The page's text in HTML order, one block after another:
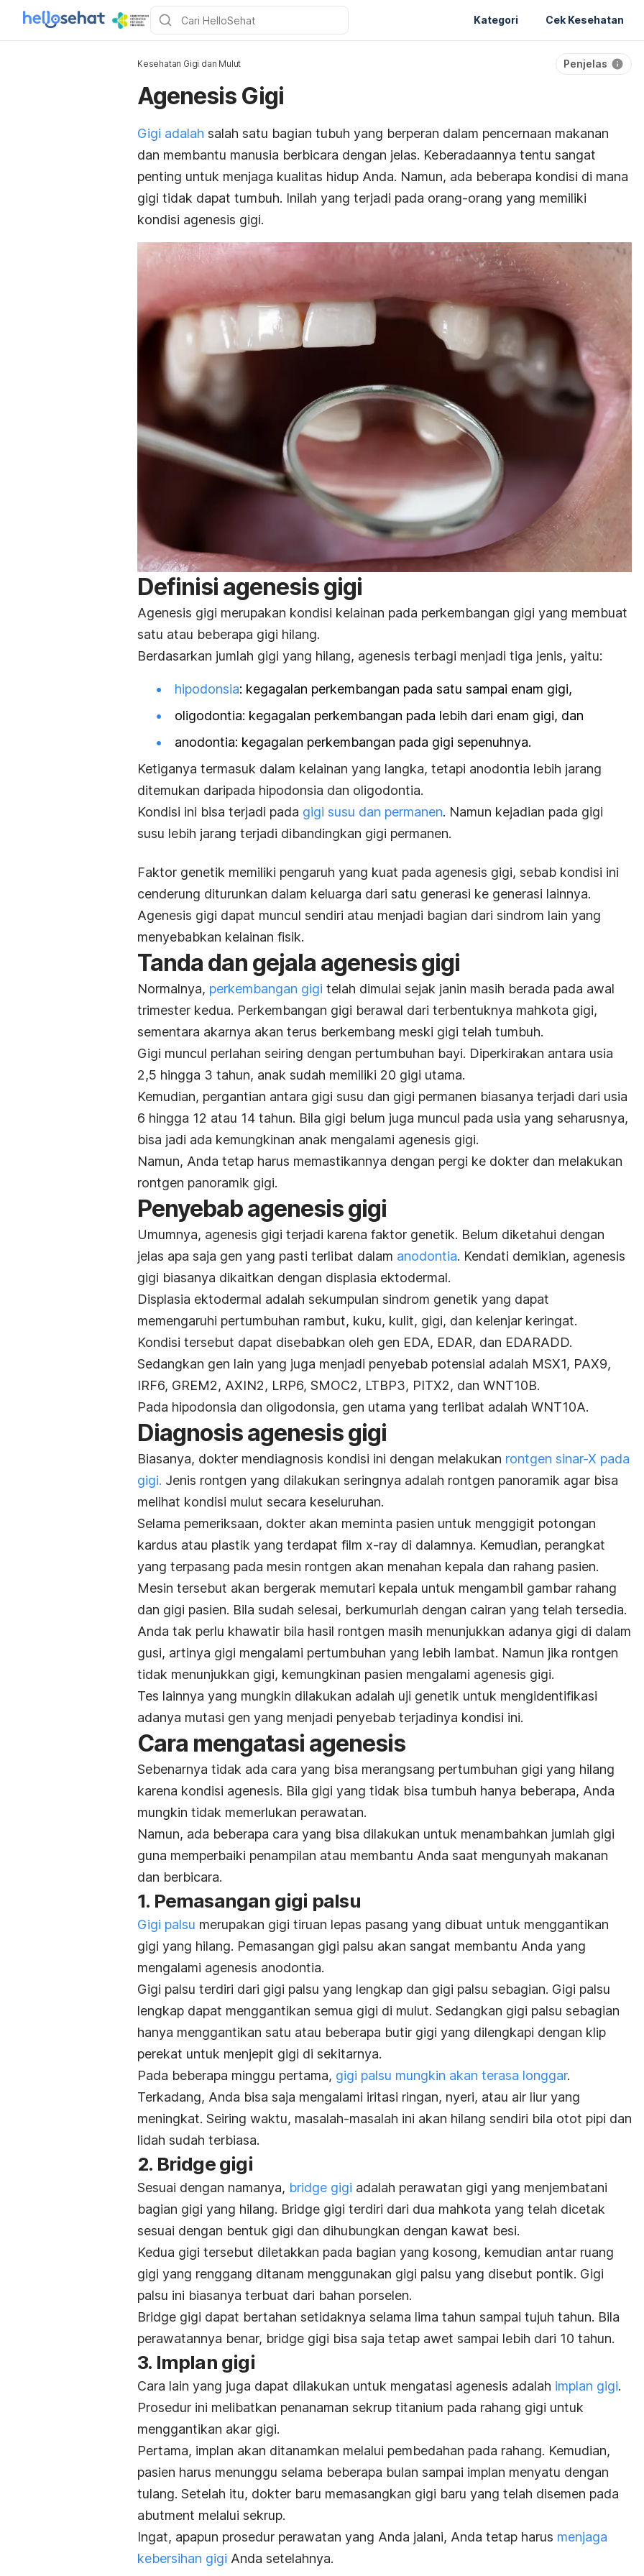
Kategori Cek Kesehatan
Kesehatan Gigi dan Mulut Penjelas
Agenesis Gigi
Gigi adalah salah satu bagian tubuh yang berperan dalam pencernaan makanan
dan membantu manusia berbicara dengan jelas. Keberadaannya tentu sangat
penting untuk menjaga kualitas hidup Anda. Namun, ada beberapa kondisi di mana
gigi tidak dapat tumbuh. Inilah yang terjadi pada orang-orang yang memiliki
kondisi agenesis gigi.
Definisi agenesis gigi
Agenesis gigi merupakan kondisi kelainan pada perkembangan gigi yang membuat
satu atau beberapa gigi hilang.
Berdasarkan jumlah gigi yang hilang, agenesis terbagi menjadi tiga jenis, yaitu:
hipodonsia: kegagalan perkembangan pada satu sampai enam gigi,
oligodontia: kegagalan perkembangan pada lebih dari enam gigi, dan
anodontia: kegagalan perkembangan pada gigi sepenuhnya.
Ketiganya termasuk dalam kelainan yang langka, tetapi anodontia lebih jarang
ditemukan daripada hipodonsia dan oligodontia.
Kondisi ini bisa terjadi pada gigi susu dan permanen. Namun kejadian pada gigi
susu lebih jarang terjadi dibandingkan gigi permanen.
Faktor genetik memiliki pengaruh yang kuat pada agenesis gigi, sebab kondisi ini
cenderung diturunkan dalam keluarga dari satu generasi ke generasi lainnya.
Agenesis gigi dapat muncul sendiri atau menjadi bagian dari sindrom lain yang
menyebabkan kelainan fisik.
Tanda dan gejala agenesis gigi
Normalnya, perkembangan gigi telah dimulai sejak janin masih berada pada awal
trimester kedua. Perkembangan gigi berawal dari terbentuknya mahkota gigi,
sementara akarnya akan terus berkembang meski gigi telah tumbuh.
Gigi muncul perlahan seiring dengan pertumbuhan bayi. Diperkirakan antara usia
2,5 hingga 3 tahun, anak sudah memiliki 20 gigi utama.
Kemudian, pergantian antara gigi susu dan gigi permanen biasanya terjadi dari usia
6 hingga 12 atau 14 tahun. Bila gigi belum juga muncul pada usia yang seharusnya,
bisa jadi ada kemungkinan anak mengalami agenesis gigi.
Namun, Anda tetap harus memastikannya dengan pergi ke dokter dan melakukan
rontgen panoramik gigi.
Penyebab agenesis gigi
Umumnya, agenesis gigi terjadi karena faktor genetik. Belum diketahui dengan
jelas apa saja gen yang pasti terlibat dalam anodontia. Kendati demikian, agenesis
gigi biasanya dikaitkan dengan displasia ektodermal.
Displasia ektodermal adalah sekumpulan sindrom genetik yang dapat
memengaruhi pertumbuhan rambut, kuku, kulit, gigi, dan kelenjar keringat.
Kondisi tersebut dapat disebabkan oleh gen EDA, EDAR, dan EDARADD.
Sedangkan gen lain yang juga menjadi penyebab potensial adalah MSX1, PAX9,
IRF6, GREM2, AXIN2, LRP6, SMOC2, LTBP3, PITX2, dan WNT10B.
Pada hipodonsia dan oligodonsia, gen utama yang terlibat adalah WNT10A.
Diagnosis agenesis gigi
Biasanya, dokter mendiagnosis kondisi ini dengan melakukan rontgen sinar-X pada
gigi. Jenis rontgen yang dilakukan seringnya adalah rontgen panoramik agar bisa
melihat kondisi mulut secara keseluruhan.
Selama pemeriksaan, dokter akan meminta pasien untuk menggigit potongan
kardus atau plastik yang terdapat film x-ray di dalamnya. Kemudian, perangkat
yang terpasang pada mesin rontgen akan menahan kepala dan rahang pasien.
Mesin tersebut akan bergerak memutari kepala untuk mengambil gambar rahang
dan gigi pasien. Bila sudah selesai, berkumurlah dengan cairan yang telah tersedia.
Anda tak perlu khawatir bila hasil rontgen masih menunjukkan adanya gigi di dalam
gusi, artinya gigi mengalami pertumbuhan yang lebih lambat. Namun jika rontgen
tidak menunjukkan gigi, kemungkinan pasien mengalami agenesis gigi.
Tes lainnya yang mungkin dilakukan adalah uji genetik untuk mengidentifikasi
adanya mutasi gen yang menjadi penyebab terjadinya kondisi ini.
Cara mengatasi agenesis
Sebenarnya tidak ada cara yang bisa merangsang pertumbuhan gigi yang hilang
karena kondisi agenesis. Bila gigi yang tidak bisa tumbuh hanya beberapa, Anda
mungkin tidak memerlukan perawatan.
Namun, ada beberapa cara yang bisa dilakukan untuk menambahkan jumlah gigi
guna memperbaiki penampilan atau membantu Anda saat mengunyah makanan
dan berbicara.
1. Pemasangan gigi palsu
Gigi palsu merupakan gigi tiruan lepas pasang yang dibuat untuk menggantikan
gigi yang hilang. Pemasangan gigi palsu akan sangat membantu Anda yang
mengalami agenesis anodontia.
Gigi palsu terdiri dari gigi palsu yang lengkap dan gigi palsu sebagian. Gigi palsu
lengkap dapat menggantikan semua gigi di mulut. Sedangkan gigi palsu sebagian
hanya menggantikan satu atau beberapa butir gigi yang dilengkapi dengan klip
perekat untuk menjepit gigi di sekitarnya.
Pada beberapa minggu pertama, gigi palsu mungkin akan terasa longgar.
Terkadang, Anda bisa saja mengalami iritasi ringan, nyeri, atau air liur yang
meningkat. Seiring waktu, masalah-masalah ini akan hilang sendiri bila otot pipi dan
lidah sudah terbiasa.
2. Bridge gigi
Sesuai dengan namanya, bridge gigi adalah perawatan gigi yang menjembatani
bagian gigi yang hilang. Bridge gigi terdiri dari dua mahkota yang telah dicetak
sesuai dengan bentuk gigi dan dihubungkan dengan kawat besi.
Kedua gigi tersebut diletakkan pada bagian yang kosong, kemudian antar ruang
gigi yang renggang ditanam menggunakan gigi palsu yang disebut pontik. Gigi
palsu ini biasanya terbuat dari bahan porselen.
Bridge gigi dapat bertahan setidaknya selama lima tahun sampai tujuh tahun. Bila
perawatannya benar, bridge gigi bisa saja tetap awet sampai lebih dari 10 tahun.
3. Implan gigi
Cara lain yang juga dapat dilakukan untuk mengatasi agenesis adalah implan gigi.
Prosedur ini melibatkan penanaman sekrup titanium pada rahang gigi untuk
menggantikan akar gigi.
Pertama, implan akan ditanamkan melalui pembedahan pada rahang. Kemudian,
pasien harus menunggu selama beberapa bulan sampai implan menyatu dengan
tulang. Setelah itu, dokter baru memasangkan gigi baru yang telah disemen pada
abutment melalui sekrup.
Ingat, apapun prosedur perawatan yang Anda jalani, Anda tetap harus menjaga
kebersihan gigi Anda setelahnya.